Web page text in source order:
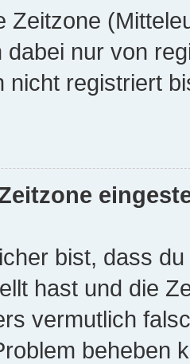
Zeitzone
dabei nur von
nicht registriert
bist, dass
hast und die
vermutlich
beheben